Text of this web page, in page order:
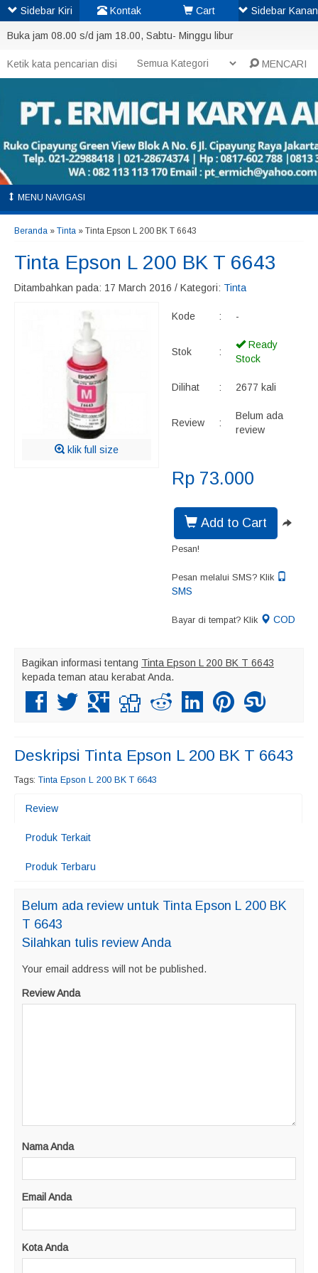
Buka jam 08.00 s/d jam 18.00, Sabtu- Minggu libur
MENCARI
MENU NAVIGASI
Beranda » Tinta » Tinta Epson L 200 BK T 6643
Tinta Epson L 200 BK T 6643
Ditambahkan pada: 17 March 2016 / Kategori: Tinta
klik full size
Kode : -
Stok :
Ready
Stock
Dilihat : 2677 kali
Review :
Belum ada
review
Rp 73.000
Add to Cart
Pesan!
Pesan melalui SMS? Klik
SMS
Bayar di tempat? Klik COD
Bagikan informasi tentang Tinta Epson L 200 BK T 6643
kepada teman atau kerabat Anda.
Deskripsi Tinta Epson L 200 BK T 6643
Tags:Tinta Epson L 200 BK T 6643
Review
Produk Terkait
Produk Terbaru
Belum ada review untuk Tinta Epson L 200 BK
T 6643
Silahkan tulis review Anda
Your email address will not be published.
Review Anda
Nama Anda
Email Anda
Kota Anda
Sidebar Kiri Kontak Cart Sidebar Kanan